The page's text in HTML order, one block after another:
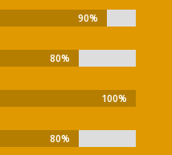
90%
90%
80%
80%
100%
100%
80%
80%